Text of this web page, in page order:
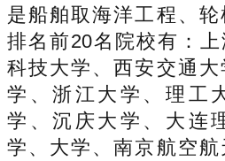
是船舶取海洋工程、
排名前20名院校有：
科技大学、西安交通
学、浙江大学、理工
学、沉庆大学、大连
学、大学、南京航空